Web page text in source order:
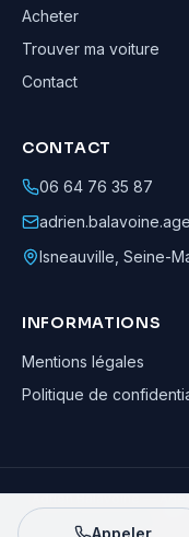
Acheter
Trouver ma voiture
Contact
CONTACT
06 64 76 35 87
Isneauville Seine-
INFORMATIONS
Mentions légales
Politique de
Adrien Balavoine—
Appeler